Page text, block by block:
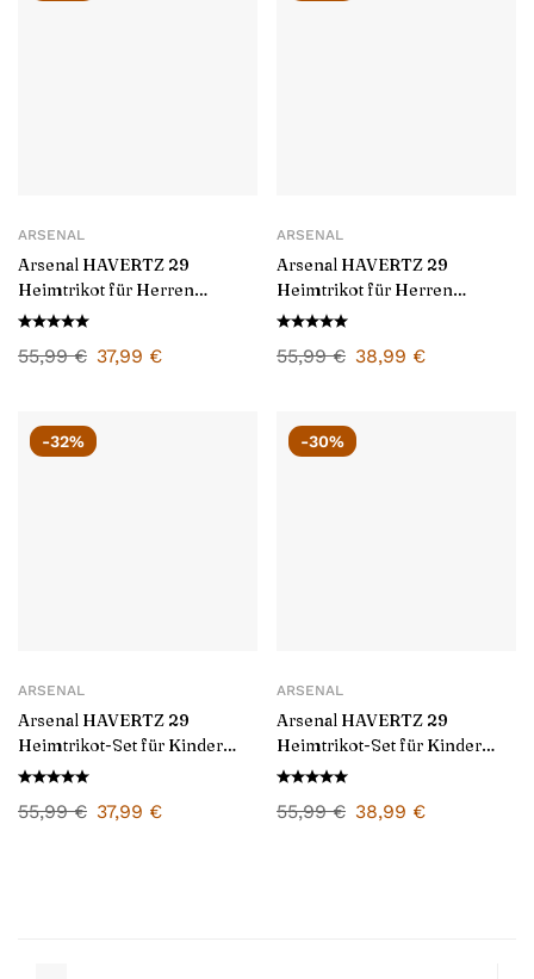
ARSENAL
Arsenal HAVERTZ 29
Heimtrikot für Herren
2024/25
55,99€ 37,99 €
ARSENAL
Arsenal HAVERTZ 29
Heimtrikot für Herren
2025/26
55,99€ 38,99 €
-32%
ARSENAL
Arsenal HAVERTZ 29
Heimtrikot-Set für Kinder
2024/25
55,99€ 37,99 €
-30%
ARSENAL
Arsenal HAVERTZ 29
Heimtrikot-Set für Kinder
2025/26
55,99€ 38,99 €